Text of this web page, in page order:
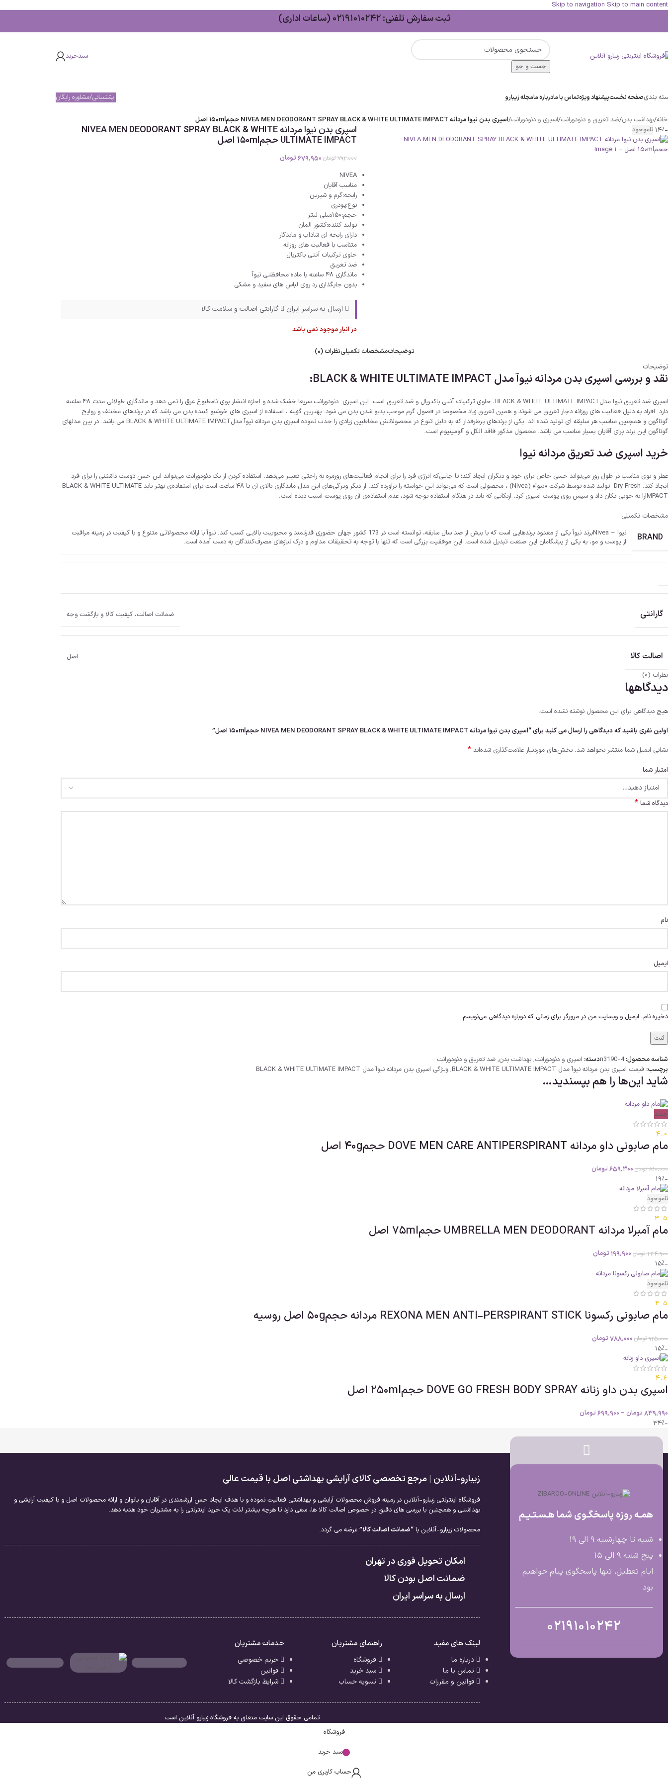
Skip to navigation Skip to main content
ثبت سفارش تلفنی: 02191010242 (ساعات اداری)
جست و جو
سبدخرید
بندیصفحه نخستپیشنهاد ویژهتماس با مادرباره مامجله زیبارو پشتیبانی/مشاوره رایگان
خانه/بهداشت بدن/ضد تعریق و دئودورانت/اسپری و دئودورانت/اسپری بدن نیوا مردانه NIVEA MEN DEODORANT SPRAY BLACK & WHITE ULTIMATE IMPACT حجم150ml اصل
-14%
ناموجود اسپری بدن نیوا مردانه NIVEA MEN DEODORANT SPRAY BLACK & WHITE
ULTIMATE IMPACT حجم150ml اصل
792،000 تومان 679،950 تومان
NIVEA
مناسب آقایان
رایحه:گرم و شیرین
نوع:پودری
حجم:150میلی لیتر
تولید کننده:کشور آلمان
دارای رایحه ای شاداب و ماندگار
متناسب با فعالیت های روزانه
حاوی ترکیبات آنتی باکتریال
ضد تعریق
ماندگاری 48 ساعته با ماده محافظتی نیوآ
بدون جایگذاری رد روی لباس های سفید و مشکی
ارسال به سراسر ایران گارانتی اصالت و سلامت کالا
در انبار موجود نمی باشد
توضیحاتمشخصات تکمیلینظرات (0)
توضیحات
نقد و بررسی اسپری بدن مردانه نیوآ مدل BLACK & WHITE ULTIMATE IMPACT:
اسپری ضد تعریق نیوا مدلBLACK & WHITE ULTIMATE IMPACT، حاوی ترکیبات آنتی باکتریال و ضد تعریق است. این اسپری دئودورانت سریعا خشک شده و اجازه انتشار بوی نامطبوع عرق را نمی دهد و ماندگاری طولانی مدت ۴۸ ساعته
دارد. افراد به دلیل فعالیت های روزانه دچار تعریق می شوند و همین تعریق زیاد مخصوصا در فصول گرم موجب بدبو شدن بدن می شود. بهترین گزینه ، استفاده از اسپری های خوشبو کننده بدن می باشد که در برندهای مختلف و روایح
گوناگون و همچنین مناسب هر سلیقه ای تولید شده اند. یکی از برندهای پرطرفدار که به دلیل تنوع در محصولاتش مخاطبین زیادی را جذب نموده اسپری بدن مردانه نیوآ مدلBLACK & WHITE ULTIMATE IMPACT می باشد. در بین مدلهای
گوناگون این برند برای آقایان بسیار مناسب می باشد. محصول مذکور فاقد الکل و آلومینیوم است.
خرید اسپری ضد تعریق مردانه نیوا
عطر و بوی مناسب در طول روز می‌تواند حسی خاص برای خود و دیگران ایجاد کند؛ تا جایی‌که انرژی فرد را برای انجام فعالیت‌های روزمره به راحتی تغییر می‌دهد. استفاده کردن از یک دئودورانت می‌تواند این حس دوست داشتنی را برای فرد
ایجاد کند. Dry Fresh تولید شده توسط شرکت «نیوآ» (Nivea) ، محصولی است که می‌تواند این خواسته را برآورده کند. از دیگر ویژگی‌های این مدل ماندگاری بالای آن تا ۴۸ ساعت است برای استفاده‌ی بهتر باید BLACK & WHITE ULTIMATE
IMPACTرا به خوبی تکان داد و سپس روی پوست اسپری کرد. ازنکاتی که باید در هنگام استفاده توجه شود، عدم استفاده‌ی آن روی پوست آسیب دیده است.
مشخصات تکمیلی
BRAND نیوا – Nivea
برند نیوآ یکی از معدود برندهایی است که با بیش از صد سال سابقه، توانسته است در 173 کشور جهان حضوری قدرتمند و محبوبیت بالایی کسب کند. نیوآ با ارائه محصولاتی متنوع و با کیفیت در زمینه مراقبت
از پوست و مو، به یکی از پیشگامان این صنعت تبدیل شده است. این موفقیت بزرگی است که تنها با توجه به تحقیقات مداوم و درک نیازهای مصرف‌کنندگان به دست آمده است.
گارانتی ضمانت اصالت، کیفیت کالا و بازگشت وجه
اصالت کالا
اصل
نظرات (0)
دیدگاهها
هیچ دیدگاهی برای این محصول نوشته نشده است.
اولین نفری باشید که دیدگاهی را ارسال می کنید برای “اسپری بدن نیوا مردانه NIVEA MEN DEODORANT SPRAY BLACK & WHITE ULTIMATE IMPACT حجم150ml اصل”
نشانی ایمیل شما منتشر نخواهد شد. بخش‌های موردنیاز علامت‌گذاری شده‌اند *
امتیاز شما
دیدگاه شما *
نام
ایمیل
ذخیره نام، ایمیل و وبسایت من در مرورگر برای زمانی که دوباره دیدگاهی می‌نویسم.
شناسه محصول:n3190-4دسته: اسپری و دئودورانت, بهداشت بدن, ضد تعریق و دئودورانت
برچسب: قیمت اسپری بدن مردانه نیوآ مدل BLACK & WHITE ULTIMATE IMPACT , ویژگی اسپری بدن مردانه نیوآ مدل BLACK & WHITE ULTIMATE IMPACT
شاید این‌ها را هم بپسندید…
جدید
4.0
مام صابونی داو مردانه DOVE MEN CARE ANTIPERSPIRANT حجم40g اصل
810،000 تومان 659،300 تومان
-19%
ناموجود
3.5
مام آمبرلا مردانه UMBRELLA MEN DEODORANT حجم75ml اصل
234،900 تومان 199،900 تومان
-15%
ناموجود
4.5
مام صابونی رکسونا REXONA MEN ANTI-PERSPIRANT STICK مردانه حجم50g اصل روسیه
925،000 تومان 788،000 تومان
-15%
4.6
اسپری بدن داو زنانه DOVE GO FRESH BODY SPRAY حجم250ml اصل
839،990 تومان – 699،900 تومان
-34%
همـه روزه پاسخگـوی شما هـسـتـیـم
شنبه تا چهارشنبه 9 الی ۱۹
پنج شنبه 9 الی ۱۵
ایام تعطیل، تنها پاسخگوی پیام خواهیم
بود
02191010242
زیبارو-آنلاین | مرجع تخصصی کالای آرایشی بهداشتی اصل با قیمت عالی
فروشگاه اینترنتی زیبارو-آنلاین در زمینه فروش محصولات آرایشی و بهداشتی فعالیت نموده و با هدف ایجاد حس ارزشمندی در آقایان و بانوان و ارائه محصولات اصل و با کیفیت آرایشی و
بهداشتی و همچنین با بررسی های دقیق در خصوص اصالت کالا ها، سعی دارد تا هرچه بیشتر لذت یک خرید اینترنتی را به مشتریان خود هدیه دهد.
محصولات زیبارو-آنلاین با“ضمانت اصالت کالا” عرضه می گردد.
امکان تحویل فوری در تهران
ضمانت اصل بودن کالا
ارسال به سراسر ایران
لینک های مفید
درباره ما
تماس با ما
قوانین و مقررات
راهنمای مشتریان
فروشگاه
سبد خرید
تسویه حساب
خدمات مشتریان
حریم خصوصی
قوانین
شرایط بازگشت کالا
تمامی حقوق این سایت متعلق به فروشگاه زیبارو آنلاین است
فروشگاه
سبد خرید
حساب کاربری من